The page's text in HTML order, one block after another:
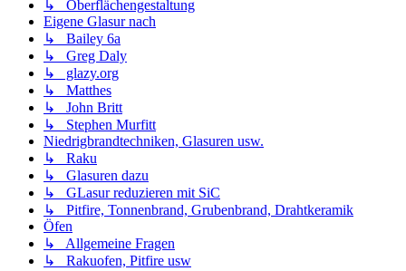
↳ Oberflächengestaltung
Eigene Glasur nach
↳ Bailey 6a
↳ Greg Daly
↳ glazy.org
↳ Matthes
↳ John Britt
↳ Stephen Murfitt
Niedrigbrandtechniken, Glasuren usw.
↳ Raku
↳ Glasuren dazu
↳ GLasur reduzieren mit SiC
↳ Pitfire, Tonnenbrand, Grubenbrand, Drahtkeramik
Öfen
↳ Allgemeine Fragen
↳ Rakuofen, Pitfire usw